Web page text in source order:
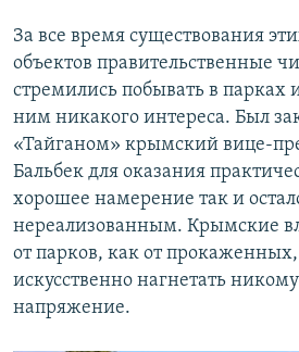
За все время существования
объектов правительственные
стремились побывать в парках
ним никакого интереса. Был
«Тайганом» крымский вице-
Бальбек для оказания
хорошее намерение так и
нереализованным. Крымские
от парков, как от
искусственно нагнетать
напряжение.